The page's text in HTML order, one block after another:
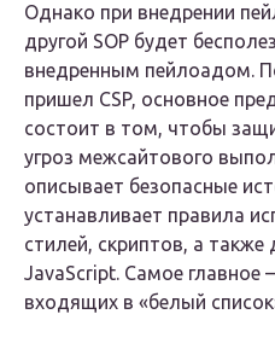
Однако при внедрении
другой SOP будет
внедренным пейлоадом.
пришел CSP, основное
состоит в том, чтобы
угроз межсайтового
описывает безопасные
устанавливает правила
стилей, скриптов, а
JavaScript. Самое главное
входящих в «белый